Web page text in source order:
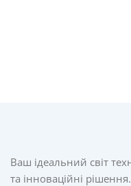
Ваш ідеальний світ
та інноваційні